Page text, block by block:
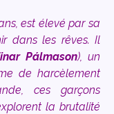
est élevé par sa
dans les rêves. Il
Pálmason), un
de harcèlement
ces garçons
la brutalité